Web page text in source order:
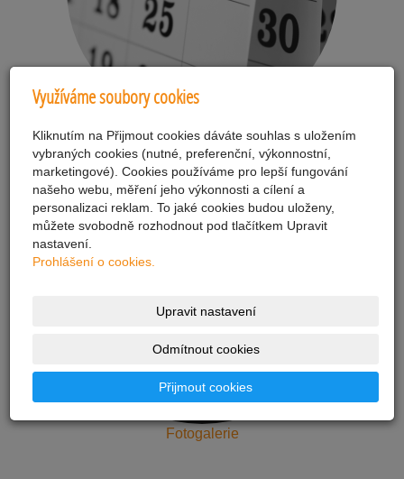
Polední menu
Fotogalerie
Využíváme soubory cookies
Kliknutím na Přijmout cookies dáváte souhlas s uložením
vybraných cookies (nutné, preferenční, výkonnostní,
marketingové). Cookies používáme pro lepší fungování
našeho webu, měření jeho výkonnosti a cílení a
personalizaci reklam. To jaké cookies budou uloženy,
můžete svobodně rozhodnout pod tlačítkem Upravit
nastavení.
Prohlášení o cookies.
Upravit nastavení
Odmítnout cookies
Přijmout cookies